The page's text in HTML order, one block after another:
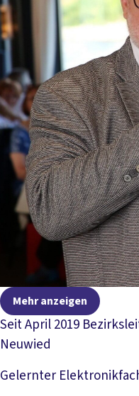
Mehr anzeigen
Seit April 2019
Neuwied
Gelernter